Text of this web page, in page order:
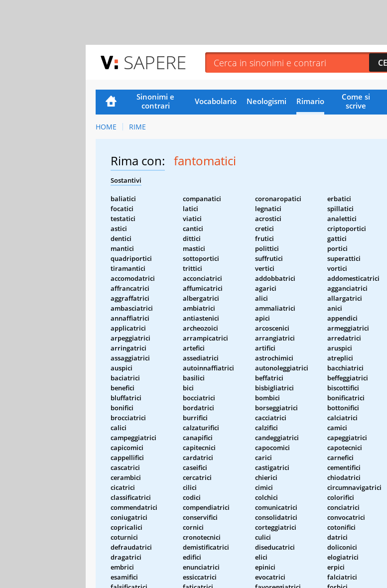
SAPERE
Sinonimi e
contrari
Vocabolario Neologismi Rimario
Come si
scrive
HOME RIME
Rima con: fantomatici
Sostantivi
baliatici companatici coronaropatici
erbatici
focatici
latici legnatici
spillatici
testatici
viatici acrostici
analettici
astici
cantici cretici
criptoportici
dentici
dittici frutici
gattici
mantici
mastici polittici
portici
quadriportici
sottoportici suffrutici
superattici
tiramantici
trittici vertici
vortici
accomodatrici
acconciatrici addobbatrici
addomesticatrici
affrancatrici
affumicatrici agarici
agganciatrici
aggraffatrici
albergatrici alici
allargatrici
ambasciatrici
ambiatrici ammaliatrici
anici
annaffiatrici
antiastenici apici
appendici
applicatrici
archeozoici arcoscenici
armeggiatrici
arpeggiatrici
arrampicatrici arrangiatrici
arredatrici
arringatrici
artefici artifici
aruspici
assaggiatrici
assediatrici astrochimici
atreplici
auspici
autoinnaffiatrici autonoleggiatrici
bacchiatrici
baciatrici
basilici beffatrici
beffeggiatrici
benefici
bici bisbigliatrici
biscottifici
bluffatrici
bocciatrici bombici
bonificatrici
bonifici
bordatrici borseggiatrici
bottonifici
brocciatrici
burrifici cacciatrici
calciatrici
calici
calzaturifici calzifici
camici
campeggiatrici
canapifici candeggiatrici
capeggiatrici
capicomici
capitecnici capocomici
capotecnici
cappellifici
cardatrici carici
carnefici
cascatrici
caseifici castigatrici
cementifici
cerambici
cercatrici chierici
chiodatrici
cicatrici
cilici cimici
circumnavigatrici
classificatrici
codici colchici
colorifici
commendatrici
compendiatrici comunicatrici
conciatrici
coniugatrici
conservifici consolidatrici
convocatrici
copricalici
cornici corteggiatrici
cotonifici
coturnici
cronotecnici culici
datrici
defraudatrici
demistificatrici diseducatrici
doliconici
dragatrici
edifici elici
elogiatrici
embrici
enunciatrici epinici
erpici
esamifici
essiccatrici evocatrici
falciatrici